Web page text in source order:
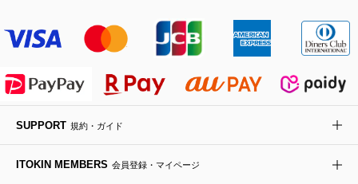
MK MICHEL KLEIN BAG
HIROKO KOSHINO
ライダースジャケット
デニムジャケット
ダウンジャケット・コート
ハンカチ・バンダナ
手袋
チャーム・ストラップ
バックパック・リュック
ボディバッグ・メッセンジャーバッグ
トラベルバッグ
フラットシューズ
ローファー
ドレスシューズ
カサブランカ・カラー
ラナンキュラス
ポプリアレンジ＆フレグランス
SUPPORT 規約・ガイド
ITOKIN MEMBERS 会員登録・マイページ